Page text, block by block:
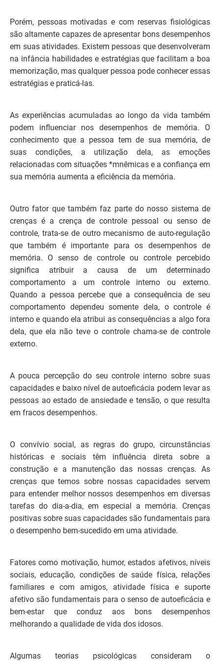
Porém, pessoas motivadas e com reservas fisiológicas
são altamente capazes de apresentar bons desempenhos
em suas atividades. Existem pessoas que desenvolveram
na infância habilidades e estratégias que facilitam a boa
memorização, mas qualquer pessoa pode conhecer essas
estratégias e praticá-las.
As experiências acumuladas ao longo da vida também
podem influenciar nos desempenhos de memória. O
conhecimento que a pessoa tem de sua memória, de
suas condições, a utilização dela, as emoções
relacionadas com situações *mnêmicas e a confiança em
sua memória aumenta a eficiência da memória.
Outro fator que também faz parte do nosso sistema de
crenças é a crença de controle pessoal ou senso de
controle, trata-se de outro mecanismo de auto-regulação
que também é importante para os desempenhos de
memória. O senso de controle ou controle percebido
significa atribuir a causa de um determinado
comportamento a um controle interno ou externo.
Quando a pessoa percebe que a consequência de seu
comportamento dependeu somente dela, o controle é
interno e quando ela atribui as consequências a algo fora
dela, que ela não teve o controle chama-se de controle
externo.
A pouca percepção do seu controle interno sobre suas
capacidades e baixo nível de autoeficácia podem levar as
pessoas ao estado de ansiedade e tensão, o que resulta
em fracos desempenhos.
O convívio social, as regras do grupo, circunstâncias
históricas e sociais têm influência direta sobre a
construção e a manutenção das nossas crenças. As
crenças que temos sobre nossas capacidades servem
para entender melhor nossos desempenhos em diversas
tarefas do dia-a-dia, em especial a memória. Crenças
positivas sobre suas capacidades são fundamentais para
o desempenho bem-sucedido em uma atividade.
Fatores como motivação, humor, estados afetivos, níveis
sociais, educação, condições de saúde física, relações
familiares e com amigos, atividade física e suporte
afetivo são fundamentais para o senso de autoeficácia e
bem-estar que conduz aos bons desempenhos
melhorando a qualidade de vida dos idosos.
Algumas teorias psicológicas consideram o